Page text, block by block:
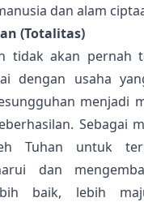
dan alam
(Totalitas)
tidak akan pernah
dengan usaha
menjadi
Sebagai
Tuhan untuk
dan
baik, lebih